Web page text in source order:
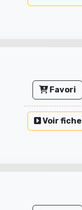
Favori
Voir fiche